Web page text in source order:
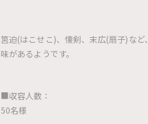
筥迫(はこせこ)、懐剣、末広(扇子)な
味があるようです。
■収容人数：
50名様